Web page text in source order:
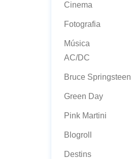
Cinema
Fotografia
Música
AC/DC
Bruce Springsteen
Green Day
Pink Martini
Blogroll
Destins